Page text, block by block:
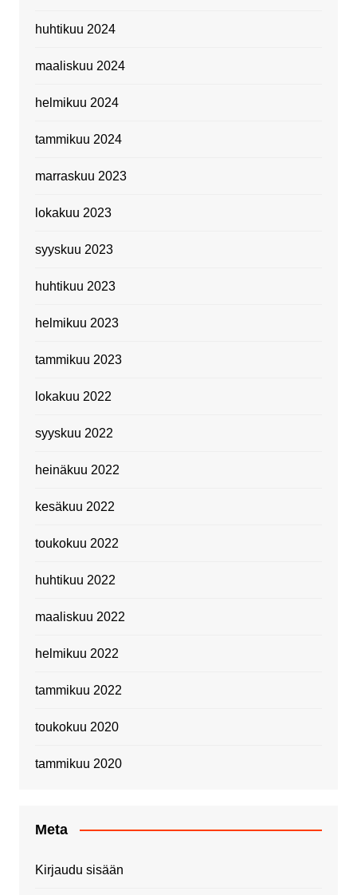
huhtikuu 2024
maaliskuu 2024
helmikuu 2024
tammikuu 2024
marraskuu 2023
lokakuu 2023
syyskuu 2023
huhtikuu 2023
helmikuu 2023
tammikuu 2023
lokakuu 2022
syyskuu 2022
heinäkuu 2022
kesäkuu 2022
toukokuu 2022
huhtikuu 2022
maaliskuu 2022
helmikuu 2022
tammikuu 2022
toukokuu 2020
tammikuu 2020
Meta
Kirjaudu sisään